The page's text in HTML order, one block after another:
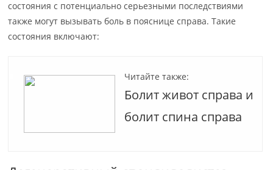
состояния с потенциально серьезными последствиями
также могут вызывать боль в пояснице справа. Такие
состояния включают:
Читайте также:
Болит живот справа и
болит спина справа